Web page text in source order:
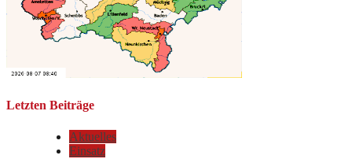
Letzten Beiträge
Aktuelles
Einsatz